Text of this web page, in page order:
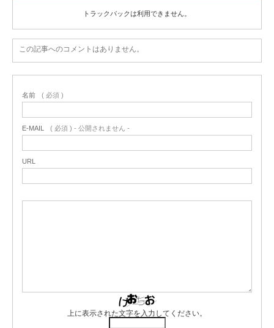
トラックバックは利用できません。
この記事へのコメントはありません。
名前 ( 必須 )
E-MAIL ( 必須 ) - 公開されません -
URL
上に表示された文字を入力してください。